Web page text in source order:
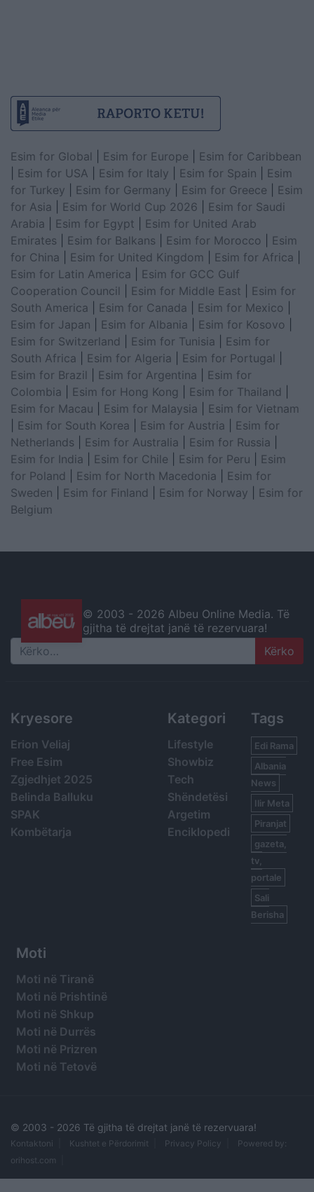
Esim for Global Esim for Europe
Esim for Caribbean
Esim for USA Esim for Italy Esim for Spain
Esim
for Turkey
Esim for Germany Esim for Greece
Esim
for Asia
Esim for World Cup 2026
Esim for Saudi
Arabia
Esim for Egypt
Esim for United Arab
Emirates
Esim for Balkans Esim for Morocco
Esim
for China
Esim for United Kingdom Esim for Africa
Esim for Latin America
Esim for GCC Gulf
Cooperation Council
Esim for Middle East
Esim for
South America
Esim for Canada Esim for Mexico
Esim for Japan
Esim for Albania Esim for Kosovo
Esim for Switzerland
Esim for Tunisia
Esim for
South Africa
Esim for Algeria Esim for Portugal
Esim for Brazil
Esim for Argentina
Esim for
Colombia
Esim for Hong Kong Esim for Thailand
Esim for Macau
Esim for Malaysia
Esim for Vietnam
Esim for South Korea Esim for Austria
Esim for
Netherlands
Esim for Australia Esim for Russia
Esim for India
Esim for Chile Esim for Peru
Esim
for Poland
Esim for North Macedonia
Esim for
Sweden
Esim for Finland Esim for Norway
Esim for
Belgium
© 2003 - 2026 Albeu Online Media. Të
gjitha të drejtat janë të rezervuara!
Search
Kryesore
Erion Veliaj
Free Esim
Zgjedhjet 2025
Belinda Balluku
SPAK
Kombëtarja
Kategori
Lifestyle
Showbiz
Tech
Shëndetësi
Argetim
Enciklopedi
Tags
Edi Rama
Albania
News
Ilir Meta
Piranjat
gazeta,
tv,
portale
Sali
Berisha
Moti
Moti në Tiranë
Moti në Prishtinë
Moti në Shkup
Moti në Durrës
Moti në Prizren
Moti në Tetovë
© 2003 - 2026 Të gjitha të drejtat janë të rezervuara!
Kontaktoni Kushtet e Përdorimit Privacy Policy
Powered by:
orihost.com